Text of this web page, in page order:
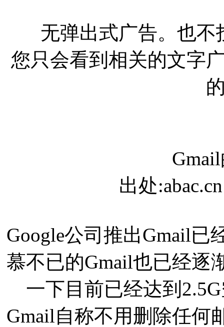
无弹出式广告。也
您只会看到相关的文字
出处
Google公司推出Gmail已
慕不已的Gmail也已经逐
一下目前已经达到
Gmail自称不用删除任何